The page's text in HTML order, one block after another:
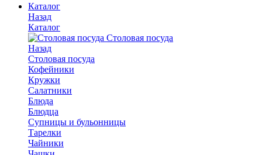
Каталог
Назад
Каталог
Столовая посуда
Назад
Столовая посуда
Кофейники
Кружки
Салатники
Блюда
Блюдца
Супницы и бульонницы
Тарелки
Чайники